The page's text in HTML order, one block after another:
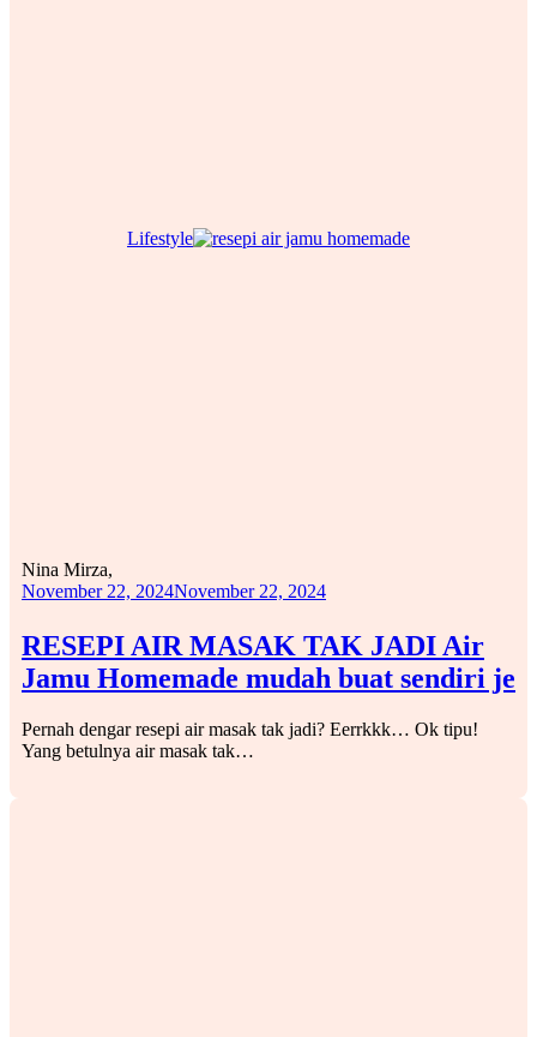
Lifestyle
RESEPI AIR MASAK TAK JADI Air
Jamu Homemade mudah buat sendiri je
Nina Mirza,
November 22, 2024November 22, 2024
Pernah dengar resepi air masak tak jadi? Eerrkkk… Ok tipu!
Yang betulnya air masak tak…